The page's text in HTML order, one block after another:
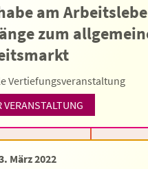
am
zum
Vertiefungsveranstaltung
VERANSTALTUNG
März 2022